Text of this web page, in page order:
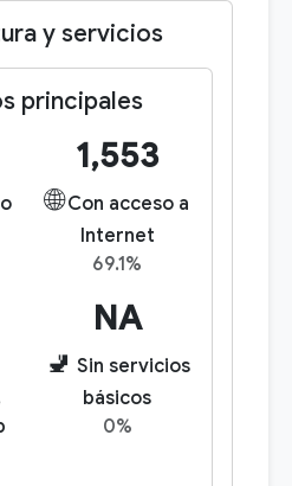
y servicios
principales
1,553
🌐 Con acceso a
Internet
69.1%
NA
🚽 Sin servicios
básicos
0%